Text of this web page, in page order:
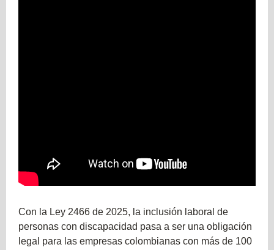
Con la Ley 2466 de 2025, la inclusión laboral de
personas con discapacidad pasa a ser una obligación
legal para las empresas colombianas con más de 100